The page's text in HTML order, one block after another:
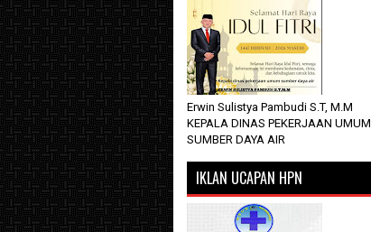
Erwin Sulistya Pambudi S.T, M.M
KEPALA DINAS PEKERJAAN UMUM
SUMBER DAYA AIR
IKLAN UCAPAN HPN